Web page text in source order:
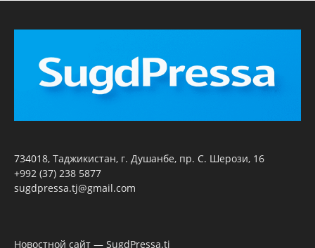
734018, Таджикистан, г. Душанбе, пр. С. Шерози, 16
+992 (37) 238 5877
sugdpressa.tj@gmail.com
Новостной сайт — SugdPressa.tj